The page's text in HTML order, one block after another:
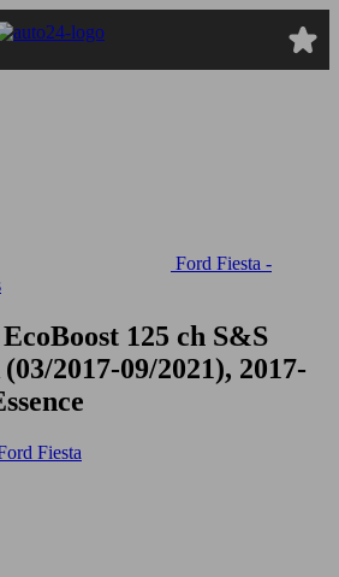
Ford Fiesta -
125 ch S&S
2017-09/2021), 2017-
Fiesta